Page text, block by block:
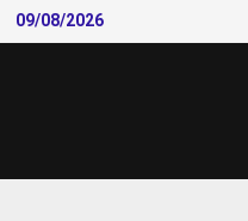
Skip
to
09/08/2026